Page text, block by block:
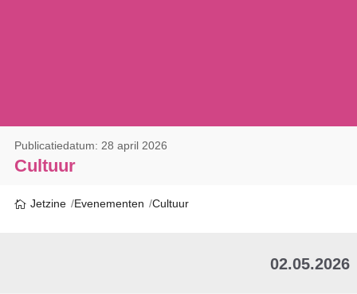
Cultuur
Publicatiedatum: 28 april 2026
Jetzine Evenementen Cultuur
02.05.2026